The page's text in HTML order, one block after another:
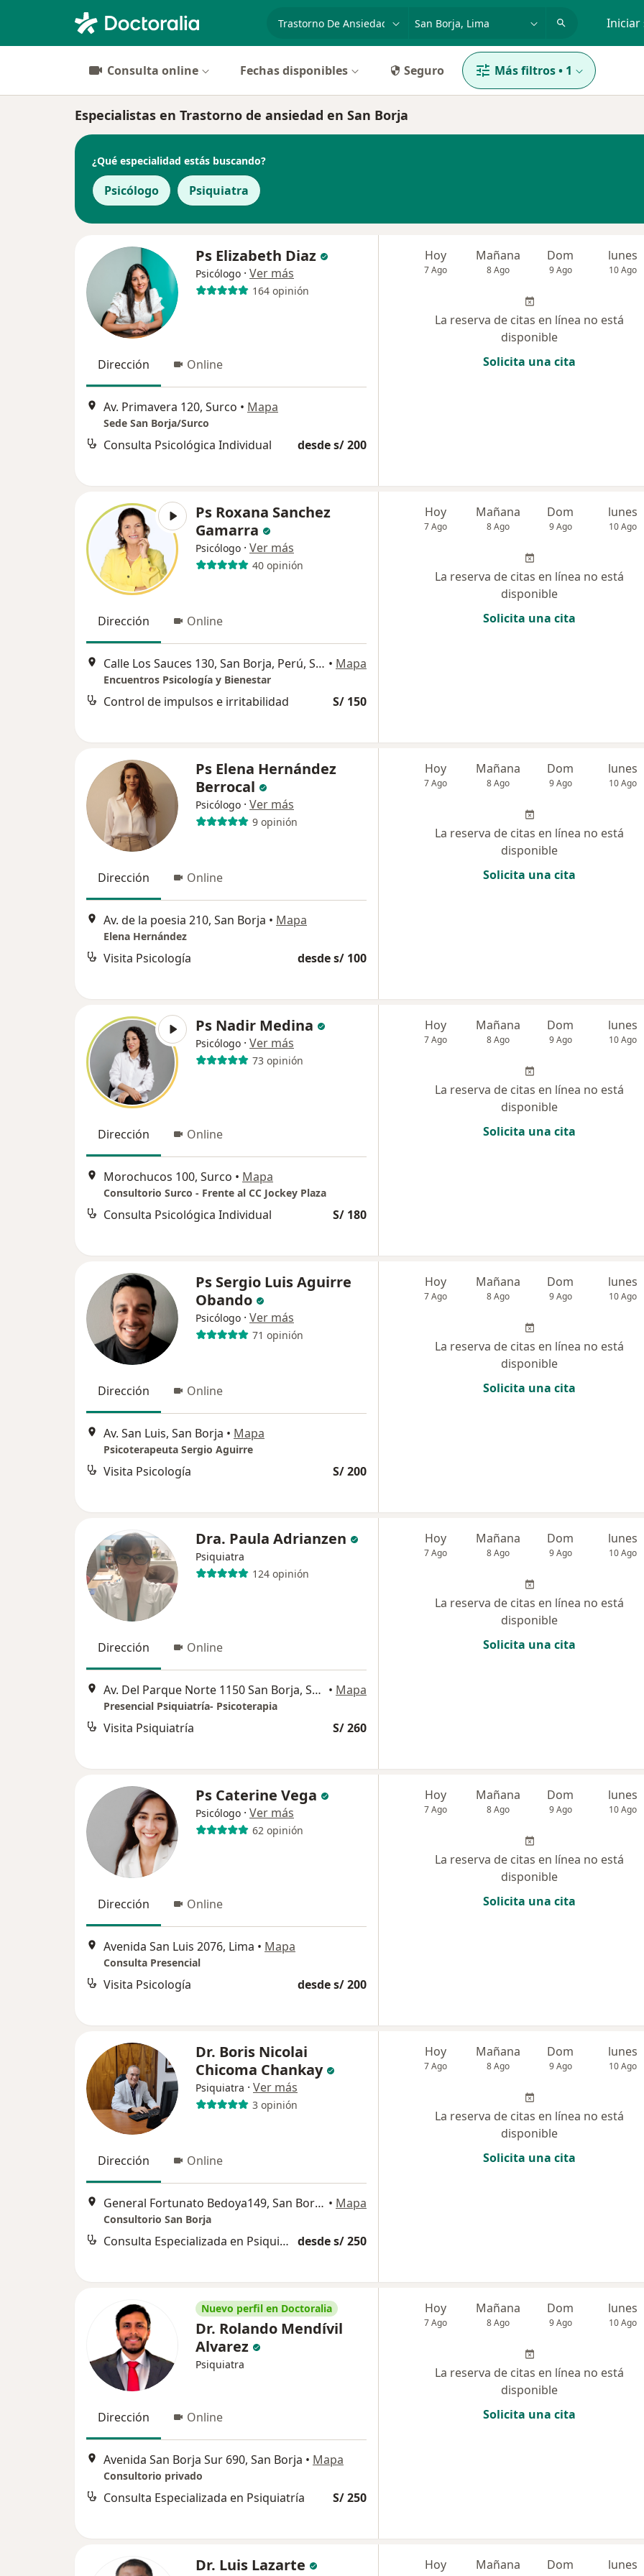
Iniciar
Consulta online Fechas disponibles Seguro Más filtros• 1
Especialistas en Trastorno de ansiedad en San Borja
¿Qué especialidad estás buscando?
Psicólogo Psiquiatra
Ps Elizabeth Diaz
Psicólogo · Ver más
164 opinión
Dirección Online
Av. Primavera 120, Surco • Mapa
Sede San Borja/Surco
Consulta Psicológica Individual desde s/ 200
Hoy
7 Ago
Mañana
8 Ago
Dom
9 Ago
lunes
10 Ago
La reserva de citas en línea no está
disponible
Solicita una cita
Ps Roxana Sanchez
Gamarra
Psicólogo · Ver más
40 opinión
Dirección Online
Calle Los Sauces 130, San Borja, Perú, San Borja • Mapa
Encuentros Psicología y Bienestar
Control de impulsos e irritabilidad S/ 150
Hoy
7 Ago
Mañana
8 Ago
Dom
9 Ago
lunes
10 Ago
La reserva de citas en línea no está
disponible
Solicita una cita
Ps Elena Hernández
Berrocal
Psicólogo · Ver más
9 opinión
Dirección Online
Av. de la poesia 210, San Borja • Mapa
Elena Hernández
Visita Psicología desde s/ 100
Hoy
7 Ago
Mañana
8 Ago
Dom
9 Ago
lunes
10 Ago
La reserva de citas en línea no está
disponible
Solicita una cita
Ps Nadir Medina
Psicólogo · Ver más
73 opinión
Dirección Online
Morochucos 100, Surco • Mapa
Consultorio Surco - Frente al CC Jockey Plaza
Consulta Psicológica Individual S/ 180
Hoy
7 Ago
Mañana
8 Ago
Dom
9 Ago
lunes
10 Ago
La reserva de citas en línea no está
disponible
Solicita una cita
Ps Sergio Luis Aguirre
Obando
Psicólogo · Ver más
71 opinión
Dirección Online
Av. San Luis, San Borja • Mapa
Psicoterapeuta Sergio Aguirre
Visita Psicología S/ 200
Hoy
7 Ago
Mañana
8 Ago
Dom
9 Ago
lunes
10 Ago
La reserva de citas en línea no está
disponible
Solicita una cita
Dra. Paula Adrianzen
Psiquiatra
124 opinión
Dirección Online
Av. Del Parque Norte 1150 San Borja, San Borja • Mapa
Presencial Psiquiatría- Psicoterapia
Visita Psiquiatría S/ 260
Hoy
7 Ago
Mañana
8 Ago
Dom
9 Ago
lunes
10 Ago
La reserva de citas en línea no está
disponible
Solicita una cita
Ps Caterine Vega
Psicólogo · Ver más
62 opinión
Dirección Online
Avenida San Luis 2076, Lima • Mapa
Consulta Presencial
Visita Psicología desde s/ 200
Hoy
7 Ago
Mañana
8 Ago
Dom
9 Ago
lunes
10 Ago
La reserva de citas en línea no está
disponible
Solicita una cita
Dr. Boris Nicolai
Chicoma Chankay
Psiquiatra · Ver más
3 opinión
Dirección Online
General Fortunato Bedoya149, San Borja, 3er piso, San Borja • Mapa
Consultorio San Borja
Consulta Especializada en Psiquiatría desde s/ 250
Hoy
7 Ago
Mañana
8 Ago
Dom
9 Ago
lunes
10 Ago
La reserva de citas en línea no está
disponible
Solicita una cita
Nuevo perfil en Doctoralia
Dr. Rolando Mendívil
Alvarez
Psiquiatra
Dirección Online
Avenida San Borja Sur 690, San Borja • Mapa
Consultorio privado
Consulta Especializada en Psiquiatría S/ 250
Hoy
7 Ago
Mañana
8 Ago
Dom
9 Ago
lunes
10 Ago
La reserva de citas en línea no está
disponible
Solicita una cita
Dr. Luis Lazarte Hoy Mañana Dom lunes